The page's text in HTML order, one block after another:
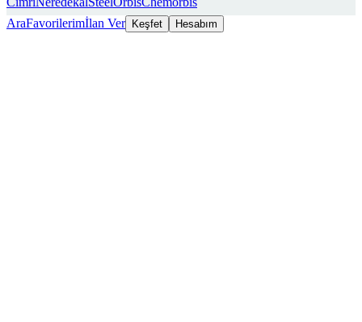
AraFavorilerimİlan Ver Keşfet Hesabım